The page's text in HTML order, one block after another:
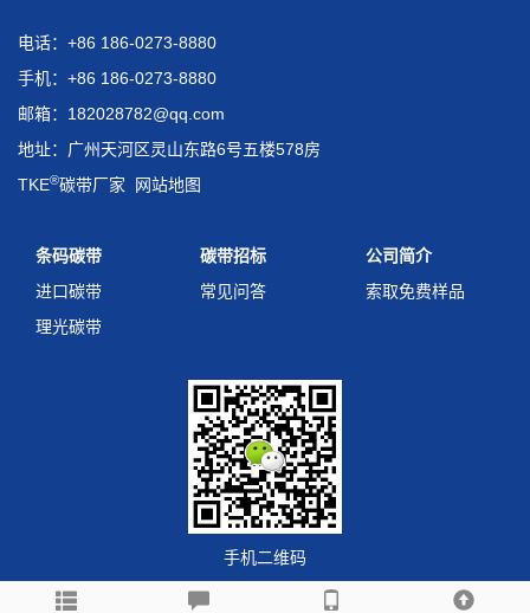
电话：+86 186-0273-8880
手机：+86 186-0273-8880
邮箱：182028782@qq.com
地址：广州天河区灵山东路6号五楼578房
TKE®碳带厂家 网站地图
条码碳带
进口碳带
理光碳带
碳带招标
常见问答
公司简介
索取免费样品
手机二维码